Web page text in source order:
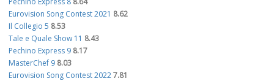
Eurovision Song Contest 2021 8.62
Il Collegio 5 8.53
Tale e Quale Show 11 8.43
Pechino Express 9 8.17
MasterChef 9 8.03
Eurovision Song Contest 20227.81